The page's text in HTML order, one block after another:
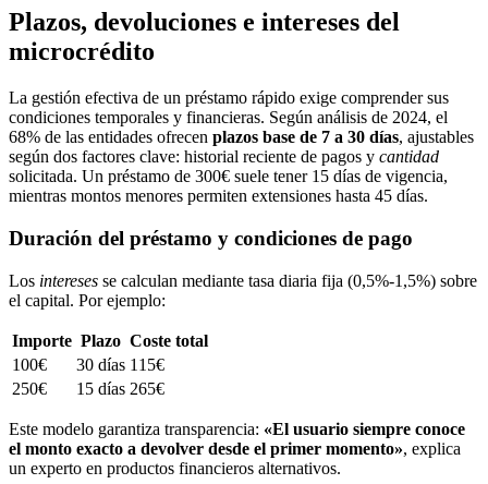
Plazos, devoluciones e intereses del
microcrédito
La gestión efectiva de un préstamo rápido exige comprender sus
condiciones temporales y financieras. Según análisis de 2024, el
68% de las entidades ofrecen plazos base de 7 a 30 días, ajustables
según dos factores clave: historial reciente de pagos y cantidad
solicitada. Un préstamo de 300€ suele tener 15 días de vigencia,
mientras montos menores permiten extensiones hasta 45 días.
Duración del préstamo y condiciones de pago
Los intereses se calculan mediante tasa diaria fija (0,5%-1,5%) sobre
el capital. Por ejemplo:
Importe Plazo Coste total
100€
30 días 115€
250€
15 días 265€
Este modelo garantiza transparencia: «El usuario siempre conoce
el monto exacto a devolver desde el primer momento», explica
un experto en productos financieros alternativos.